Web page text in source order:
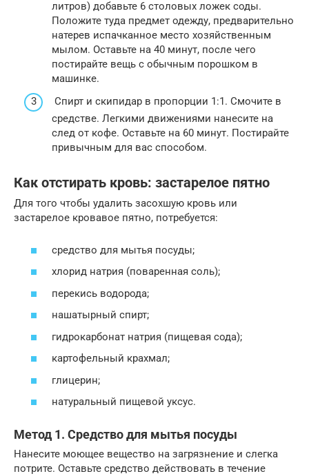
литров) добавьте 6 столовых ложек соды.
Положите туда предмет одежду, предварительно
натерев испачканное место хозяйственным
мылом. Оставьте на 40 минут, после чего
постирайте вещь с обычным порошком в
машинке.
Спирт и скипидар в пропорции 1:1. Смочите в
средстве. Легкими движениями нанесите на
след от кофе. Оставьте на 60 минут. Постирайте
привычным для вас способом.
Как отстирать кровь: застарелое пятно
Для того чтобы удалить засохшую кровь или
застарелое кровавое пятно, потребуется:
средство для мытья посуды;
хлорид натрия (поваренная соль);
перекись водорода;
нашатырный спирт;
гидрокарбонат натрия (пищевая сода);
картофельный крахмал;
глицерин;
натуральный пищевой уксус.
Метод 1. Средство для мытья посуды
Нанесите моющее вещество на загрязнение и слегка
потрите. Оставьте средство действовать в течение